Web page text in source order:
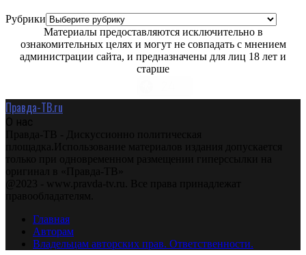
Рубрики
Материалы предоставляются исключительно в
ознакомительных целях и могут не совпадать с мнением
администрации сайта, и предназначены для лиц 18 лет и
старше
Правда-ТВ.ru
О нас
Правда-ТВ - Дискуссионно политическая
площадка.Использование материалов издания допускается
только при одновременном размещении гиперссылки на
оригинал в «Правда-ТВ»
@2023 - www.pravda-tv.ru. Все права принадлежат
правообладателям.
Главная
Авторам
Владельцам авторских прав. Ответственности.